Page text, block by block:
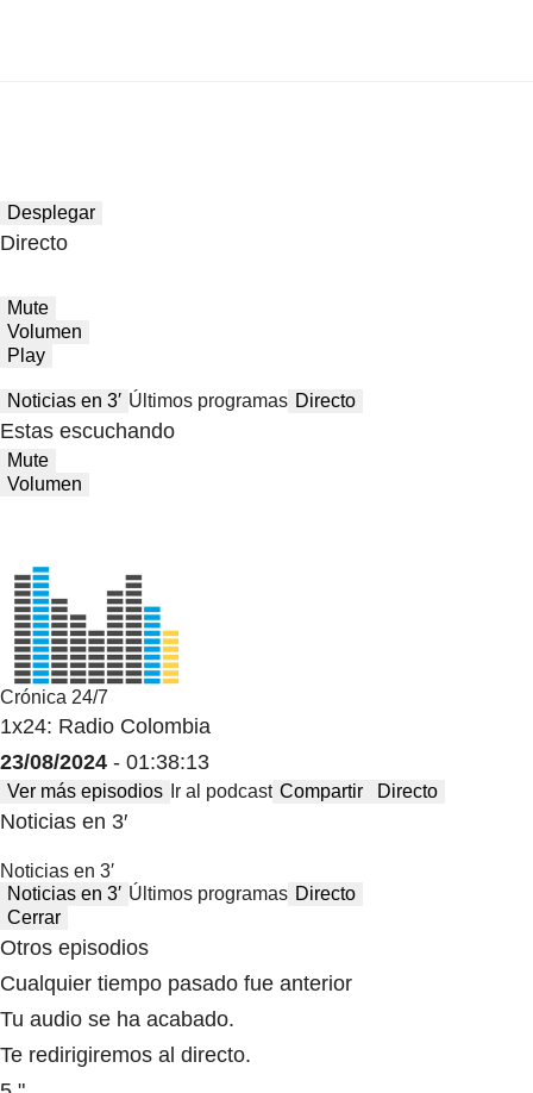
Desplegar
Directo
Mute
Volumen
Play
Noticias en 3′ Últimos programas Directo
Estas escuchando
Mute
Volumen
Crónica 24/7
1x24: Radio Colombia
23/08/2024 - 01:38:13
Ver más episodios Ir al podcast Compartir Directo
Noticias en 3′
Noticias en 3′
Noticias en 3′ Últimos programas Directo
Cerrar
Otros episodios
Cualquier tiempo pasado fue anterior
Tu audio se ha acabado.
Te redirigiremos al directo.